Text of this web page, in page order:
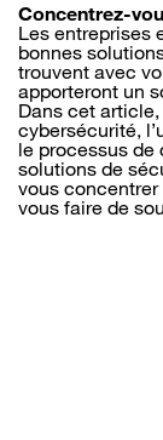
Concentrez-
Les entreprises
bonnes
trouvent avec
apporteront un
Dans cet
cybersécurité,
le processus de
solutions de
vous
vous faire de